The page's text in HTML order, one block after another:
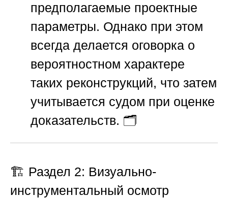
предполагаемые проектные
параметры. Однако при этом
всегда делается оговорка о
вероятностном характере
таких реконструкций, что затем
учитывается судом при оценке
доказательств. 🗂️
🏗️ Раздел 2: Визуально-
инструментальный осмотр